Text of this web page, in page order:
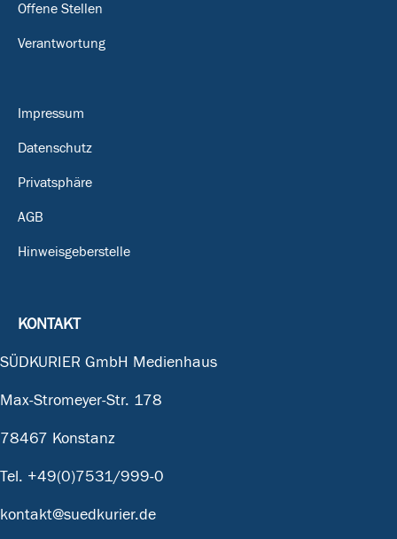
Offene Stellen
Verantwortung
Impressum
Datenschutz
Privatsphäre
AGB
Hinweisgeberstelle
KONTAKT
SÜDKURIER GmbH Medienhaus
Max-Stromeyer-Str. 178
78467 Konstanz
Tel. +49(0)7531/999-0
kontakt@suedkurier.de